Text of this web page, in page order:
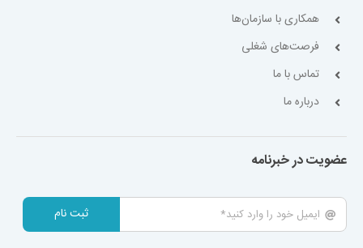
همکاری با سازمان‌ها
فرصت‌های شغلی
تماس با ما
درباره ما
عضویت در خبرنامه
ثبت نام